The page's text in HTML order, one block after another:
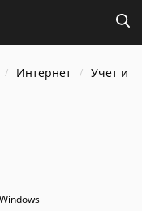
Интернет
Учет и